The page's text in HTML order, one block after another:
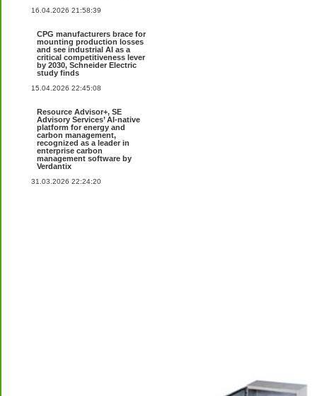
16.04.2026 21:58:39
CPG manufacturers brace for
mounting production losses
and see industrial AI as a
critical competitiveness lever
by 2030, Schneider Electric
study finds
15.04.2026 22:45:08
Resource Advisor+, SE
Advisory Services’ AI-native
platform for energy and
carbon management,
recognized as a leader in
enterprise carbon
management software by
Verdantix
31.03.2026 22:24:20